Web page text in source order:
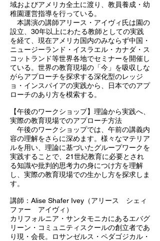
域およびアメリカ全土に渡り、教員養成・幼
稚園運営指導を行っている。
本講演の講師アリース・アイヴィ氏は園の
設立、30年以上にわたる教師としての実践
を経て、現在アメリカ国内のみならず中国・
ニュージーランド・イスラエル・カナダ・ス
コットランド等世界各地でセミナーを開催し
ている。世界の教育現場の「今」を吸収しな
がらアプローチを探求する深化型のレッジ
ョ・インスパイアの実践から、日本でのアプ
ローチのあり方を模索する。
【午後のワークショップ】理論から実践へ、
実際の教育現場でのアプローチ方法
午後のワークショップでは、午前の講義内
容の理解をさらに深めます。様々なマテリア
ルを用い、理論に基づいたグループワークを
実践することで、21世紀教育に必要とされ
る知識や批判的思考力の身につけ方を理解
し、実際の教育現場での生かし方を探求しま
す。
講師：Alise Shafer Ivey（アリース シェィ
ファー アイヴィ）
カリフォルニア・サンタモニカにあるエバグ
リーン・コミュニティスクールの創立者であ
り現・会長。ロサンゼルス・ペダゴジカル・